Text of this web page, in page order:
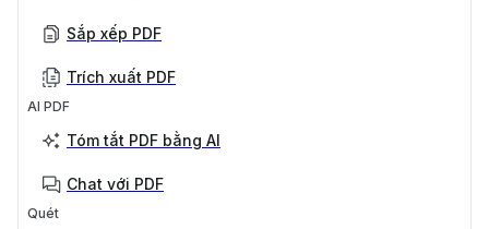
Sắp xếp PDF
Trích xuất PDF
AI PDF
Tóm tắt PDF bằng AI
Chat với PDF
Quét